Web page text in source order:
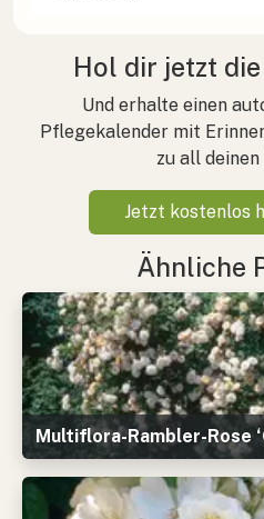
Hol dir jetzt
Und erhalte einen
Pflegekalender mit
zu all
Jetzt kostenlos
Ähnliche
Multiflora-Rambler-Rose